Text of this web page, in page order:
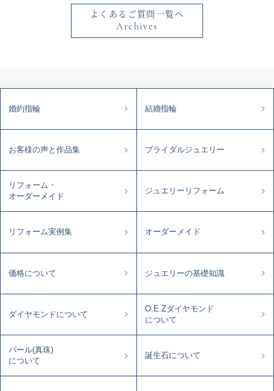
よくあるご質問一覧へ
Archives
婚約指輪 結婚指輪
お客様の声と作品集 ブライダルジュエリー
リフォーム・
オーダーメイド
ジュエリーリフォーム
リフォーム実例集 オーダーメイド
価格について ジュエリーの基礎知識
ダイヤモンドについて
O.E.Zダイヤモンド
について
パール(真珠)
について
誕生石について